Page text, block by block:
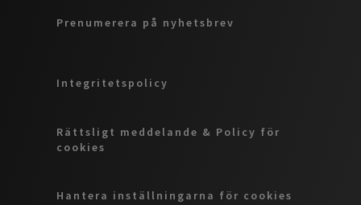
Prenumerera på nyhetsbrev
Integritetspolicy
Rättsligt meddelande & Policy för
cookies
Hantera inställningarna för cookies